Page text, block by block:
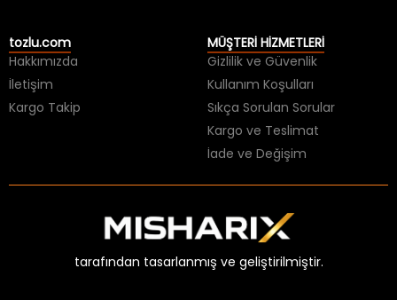
Hakkımızda
İletişim
Kargo Takip
Gizlilik ve Güvenlik
Kullanım Koşulları
Sıkça Sorulan Sorular
Kargo ve Teslimat
İade ve Değişim
tarafından tasarlanmış ve geliştirilmiştir.